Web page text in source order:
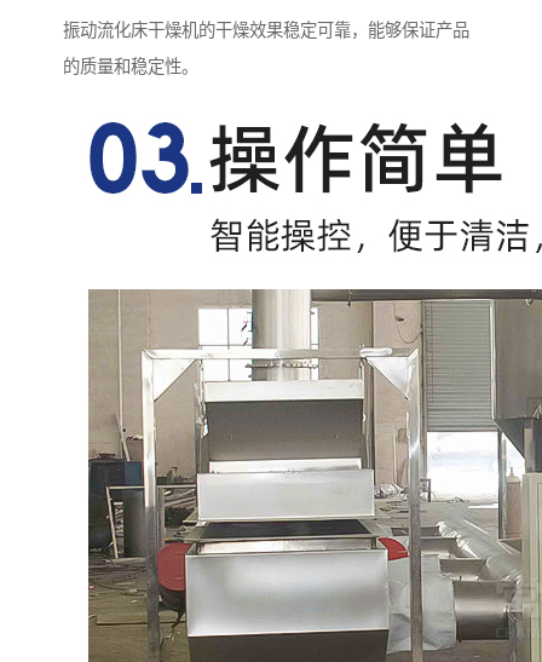
振动流化床干燥机的干燥效果稳定可靠，能够保证产品
的质量和稳定性。